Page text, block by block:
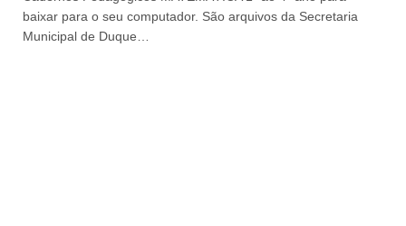
baixar para o seu computador. São arquivos da Secretaria
Municipal de Duque…